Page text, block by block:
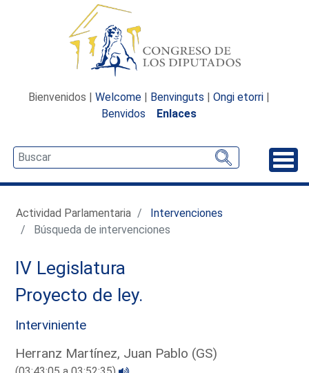
Bienvenidos | Welcome | Benvinguts | Ongi etorri |
Benvidos
Enlaces
Actividad Parlamentaria
Intervenciones
Búsqueda de intervenciones
IV Legislatura
Proyecto de ley.
Interviniente
Herranz Martínez, Juan Pablo (GS)